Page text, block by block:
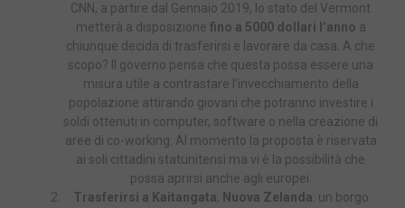
CNN, a partire dal Gennaio 2019, lo stato del Vermont
metterà a disposizione fino a 5000 dollari l’anno a
chiunque decida di trasferirsi e lavorare da casa. A che
scopo? Il governo pensa che questa possa essere una
misura utile a contrastare l’invecchiamento della
popolazione attirando giovani che potranno investire i
soldi ottenuti in computer, software o nella creazione di
aree di co-working. Al momento la proposta è riservata
ai soli cittadini statunitensi ma vi è la possibilità che
possa aprirsi anche agli europei.
Trasferirsi a Kaitangata, Nuova Zelanda: un borgo